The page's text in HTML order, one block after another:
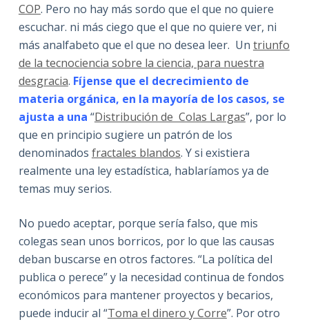
COP. Pero no hay más sordo que el que no quiere
escuchar. ni más ciego que el que no quiere ver, ni
más analfabeto que el que no desea leer. Un triunfo
de la tecnociencia sobre la ciencia, para nuestra
desgracia. Fíjense que el decrecimiento de
materia orgánica, en la mayoría de los casos, se
ajusta a una “Distribución de Colas Largas”, por lo
que en principio sugiere un patrón de los
denominados fractales blandos. Y si existiera
realmente una ley estadística, hablaríamos ya de
temas muy serios.
No puedo aceptar, porque sería falso, que mis
colegas sean unos borricos, por lo que las causas
deban buscarse en otros factores. “La política del
publica o perece” y la necesidad continua de fondos
económicos para mantener proyectos y becarios,
puede inducir al “Toma el dinero y Corre”. Por otro